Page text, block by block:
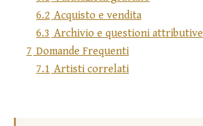
6.2 Acquisto e vendita
6.3 Archivio e questioni attributive
7 Domande Frequenti
7.1 Artisti correlati